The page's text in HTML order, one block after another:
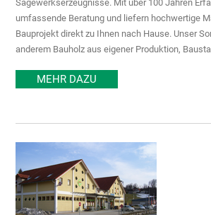
Sägewerkserzeugnisse. Mit über 100 Jahren
umfassende Beratung und liefern hochwertige
Bauprojekt direkt zu Ihnen nach Hause. Unser
anderem Bauholz aus eigener Produktion,
MEHR DAZU